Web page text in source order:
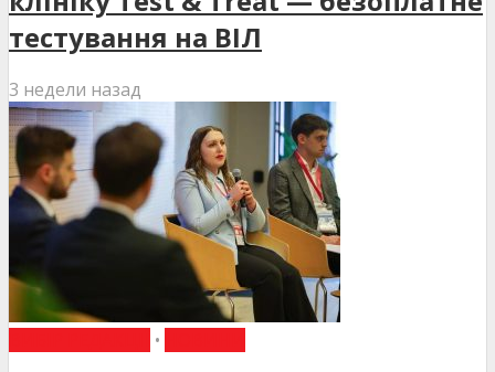
тестування на ВІЛ
3 недели назад
•